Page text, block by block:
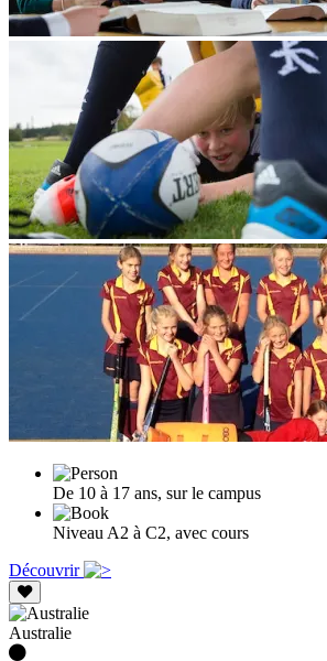
De 10 à 17 ans, sur le campus
Niveau A2 à C2, avec cours
Découvrir
Australie